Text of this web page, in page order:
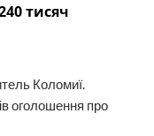
тисяч
Коломиї.
оголошення про